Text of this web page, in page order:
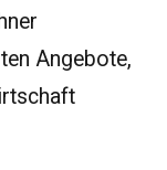
Angebote,